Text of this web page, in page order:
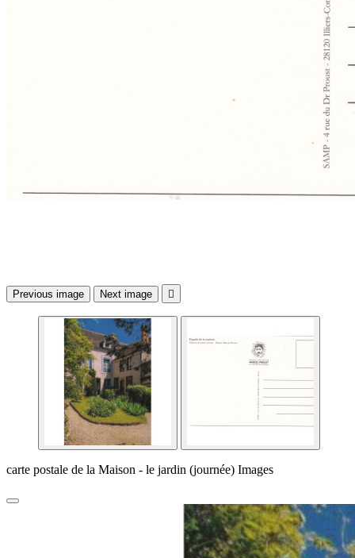
Previous image Next image 
carte postale de la Maison - le jardin (journée) Images